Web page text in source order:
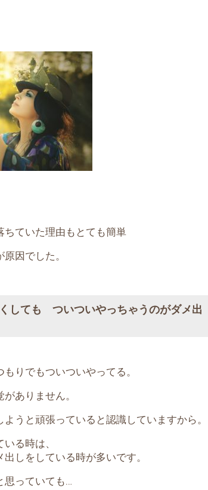
ていた理由もとても簡単
因でした。
しても ついついやっちゃうのがダメ出
りでもついついやってる。
ありません。
うと頑張っていると認識していますから。
る時は、
しをしている時が多いです。
思っていても…